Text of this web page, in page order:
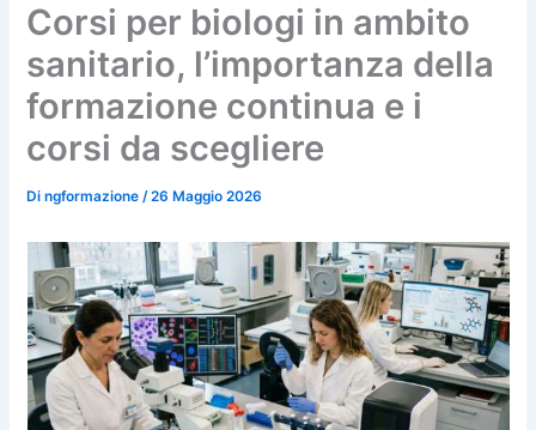
Corsi per biologi in ambito
sanitario, l’importanza della
formazione continua e i
corsi da scegliere
Dingformazione/26 Maggio 2026